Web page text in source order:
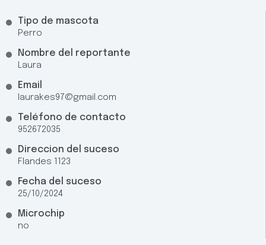
Tipo de mascota
Perro
Nombre del reportante
Laura
Email
laurakes97@gmail.com
Teléfono de contacto
952672035
Direccion del suceso
Flandes 1123
Fecha del suceso
25/10/2024
Microchip
no